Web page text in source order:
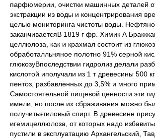
парфюмерии, очистки машинных деталей
экстракции из воды и концентрирования
целью мониторинга чистоты воды.
заканчиваетсяВ 1819 г фр. Химик А
целлюлоза, как и крахмал состоит из
обработалльняное полотно 91% серной
глюкозуВпоследствии гидролиз делали
кислотой иполучали из 1 т древесины 500
пентоз, разбавленных до 3,5% и много
Самостоятельной пищевой ценности эти
имели, но после их сбраживания можно
получитьэтиловый спирт. В древесине
игемицеллюлоза, от которых надо
пустили в эксплуатацию Архангельский,